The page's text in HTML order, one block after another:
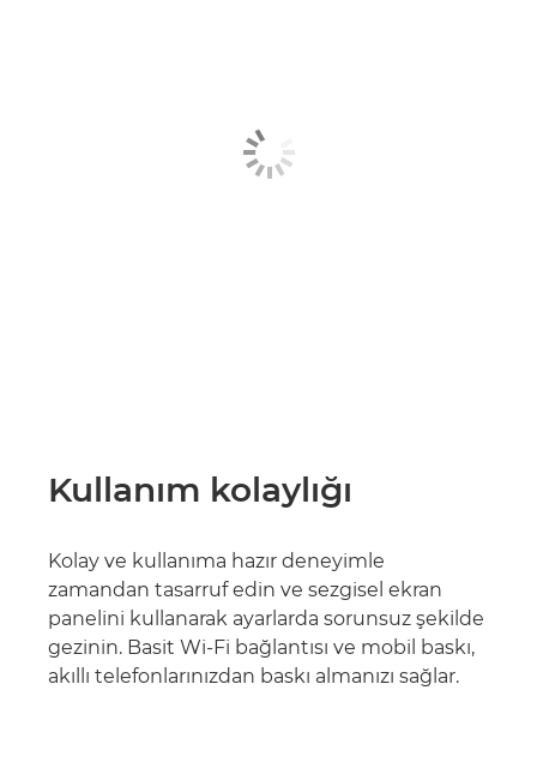
Kullanım kolaylığı
Kolay ve kullanıma hazır deneyimle
zamandan tasarruf edin ve sezgisel ekran
panelini kullanarak ayarlarda sorunsuz şekilde
gezinin. Basit Wi-Fi bağlantısı ve mobil baskı,
akıllı telefonlarınızdan baskı almanızı sağlar.